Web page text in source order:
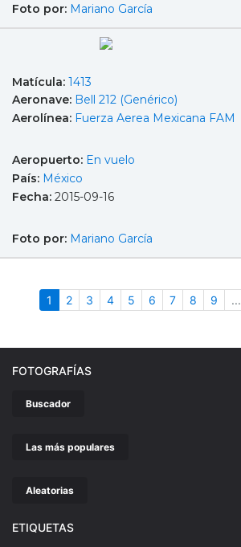
Foto por: Mariano García
Matícula: 1413
Aeronave: Bell 212 (Genérico)
Aerolínea: Fuerza Aerea Mexicana FAM
Aeropuerto: En vuelo
País: México
Fecha: 2015-09-16
Foto por: Mariano García
1 (actual)
2 3 4 5 6 7 8 9 ...
FOTOGRAFÍAS
Buscador
Las más populares
Aleatorias
ETIQUETAS